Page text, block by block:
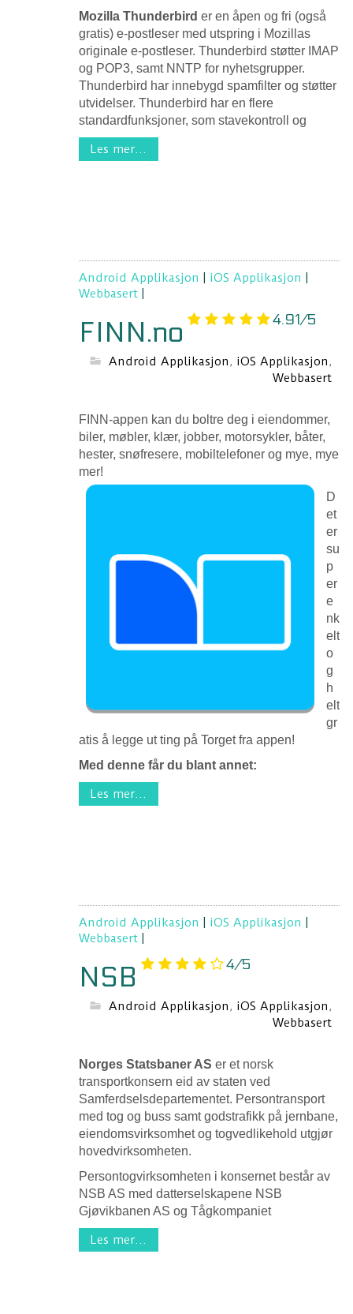
Mozilla Thunderbird er en åpen og fri (også
gratis) e-postleser med utspring i Mozillas
originale e-postleser. Thunderbird støtter IMAP
og POP3, samt NNTP for nyhetsgrupper.
Thunderbird har innebygd spamfilter og støtter
utvidelser. Thunderbird har en flere
standardfunksjoner, som stavekontroll og
Les mer...
Android Applikasjon iOS Applikasjon
Webbasert
FINN.no 4.91/5
Android Applikasjon, iOS Applikasjon,
Webbasert
FINN-appen kan du boltre deg i eiendommer,
biler, møbler, klær, jobber, motorsykler, båter,
hester, snøfresere, mobiltelefoner og mye, mye
mer!
D
et
er
su
p
er
e
nk
elt
o
g
h
elt
gr
atis å legge ut ting på Torget fra appen!
Med denne får du blant annet:
Les mer...
Android Applikasjon iOS Applikasjon
Webbasert
NSB 4/5
Android Applikasjon, iOS Applikasjon,
Webbasert
Norges Statsbaner ASer et norsk
transportkonsern eid av staten ved
Samferdselsdepartementet. Persontransport
med tog og buss samt godstrafikk på jernbane,
eiendomsvirksomhet og togvedlikehold utgjør
hovedvirksomheten.
Persontogvirksomheten i konsernet består av
NSB AS med datterselskapene NSB
Gjøvikbanen AS og Tågkompaniet
Les mer...